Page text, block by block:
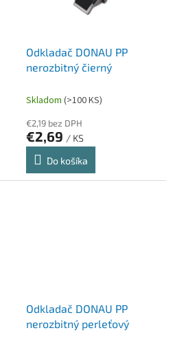
Odkladač DONAU PP
nerozbitný čierný
Skladom (>100 KS)
€2,19 bez DPH
€2,69 / KS
Do košíka
Odkladač DONAU PP
nerozbitný perleťový